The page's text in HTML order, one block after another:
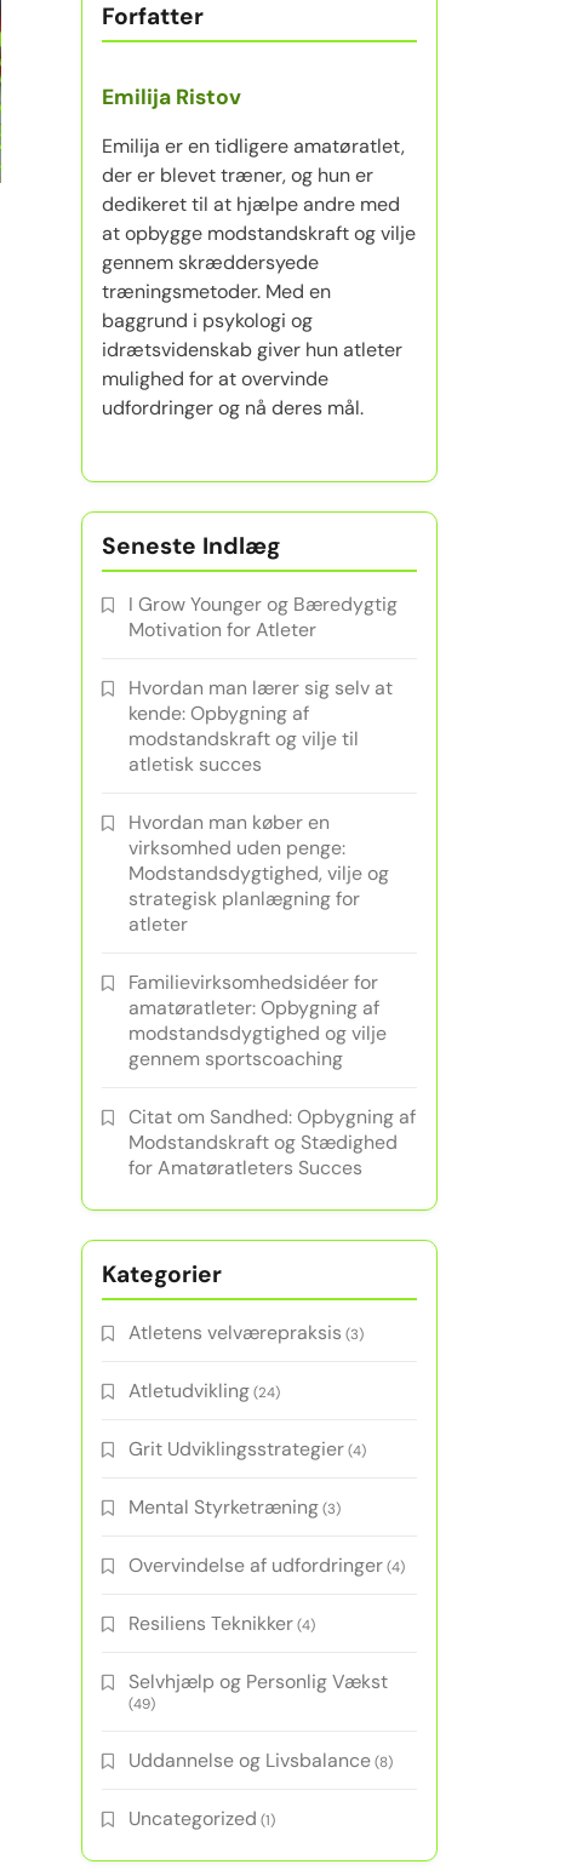
Forfatter
Emilija Ristov
Emilija er en tidligere amatøratlet,
der er blevet træner, og hun er
dedikeret til at hjælpe andre med
at opbygge modstandskraft og vilje
gennem skræddersyede
træningsmetoder. Med en
baggrund i psykologi og
idrætsvidenskab giver hun atleter
mulighed for at overvinde
udfordringer og nå deres mål.
Seneste Indlæg
I Grow Younger og Bæredygtig
Motivation for Atleter
Hvordan man lærer sig selv at
kende: Opbygning af
modstandskraft og vilje til
atletisk succes
Hvordan man køber en
virksomhed uden penge:
Modstandsdygtighed, vilje og
strategisk planlægning for
atleter
Familievirksomhedsidéer for
amatøratleter: Opbygning af
modstandsdygtighed og vilje
gennem sportscoaching
Citat om Sandhed: Opbygning af
Modstandskraft og Stædighed
for Amatøratleters Succes
Kategorier
Atletens velværepraksis (3)
Atletudvikling(24)
Grit Udviklingsstrategier(4)
Mental Styrketræning(3)
Overvindelse af udfordringer(4)
Resiliens Teknikker(4)
Selvhjælp og Personlig Vækst
(49)
Uddannelse og Livsbalance(8)
Uncategorized (1)